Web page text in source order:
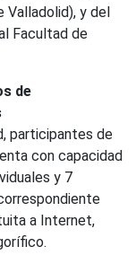
Valladolid), y del
Facultad de
de
participantes de
con capacidad
y 7
a Internet,